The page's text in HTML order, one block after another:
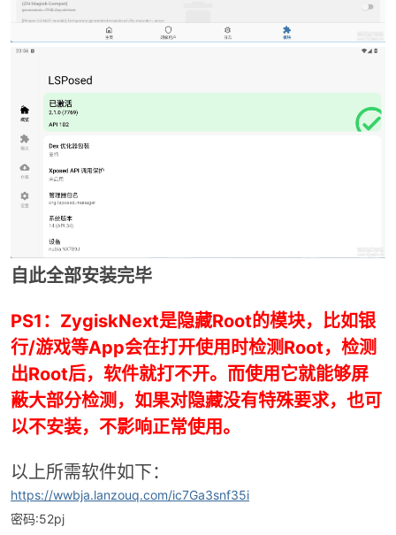
自此全部安装完毕
PS1：ZygiskNext是隐藏Root的模块，比如银
行/游戏等App会在打开使用时检测Root，检测
出Root后，软件就打不开。而使用它就能够屏
蔽大部分检测，如果对隐藏没有特殊要求，也可
以不安装，不影响正常使用。
以上所需软件如下：
https://wwbja.lanzouq.com/ic7Ga3snf35i
密码:52pj